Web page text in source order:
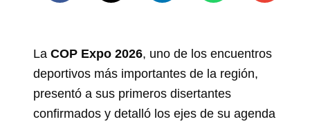
La COP Expo 2026, uno de los encuentros
deportivos más importantes de la región,
presentó a sus primeros disertantes
confirmados y detalló los ejes de su agenda